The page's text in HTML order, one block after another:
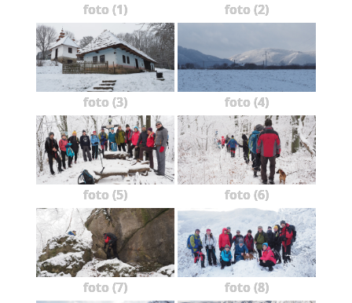
foto (1) foto (2)
foto (3) foto (4)
foto (5) foto (6)
foto (7) foto (8)